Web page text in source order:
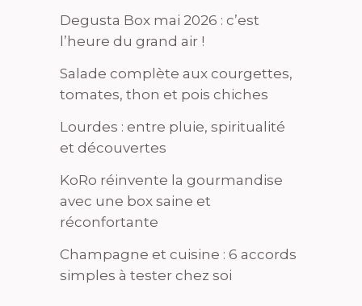
Degusta Box mai 2026 : c’est
l’heure du grand air !
Salade complète aux courgettes,
tomates, thon et pois chiches
Lourdes : entre pluie, spiritualité
et découvertes
KoRo réinvente la gourmandise
avec une box saine et
réconfortante
Champagne et cuisine : 6 accords
simples à tester chez soi